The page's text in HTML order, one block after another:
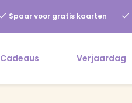
Spaar voor gratis kaarten
Cadeaus Verjaardag